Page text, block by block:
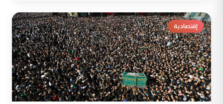
إقتصادية